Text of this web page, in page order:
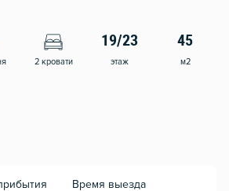
2 кровати
19/23
этаж
45
м2
Время выезда